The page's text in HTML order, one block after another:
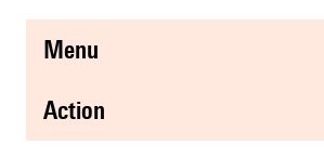
menu
action